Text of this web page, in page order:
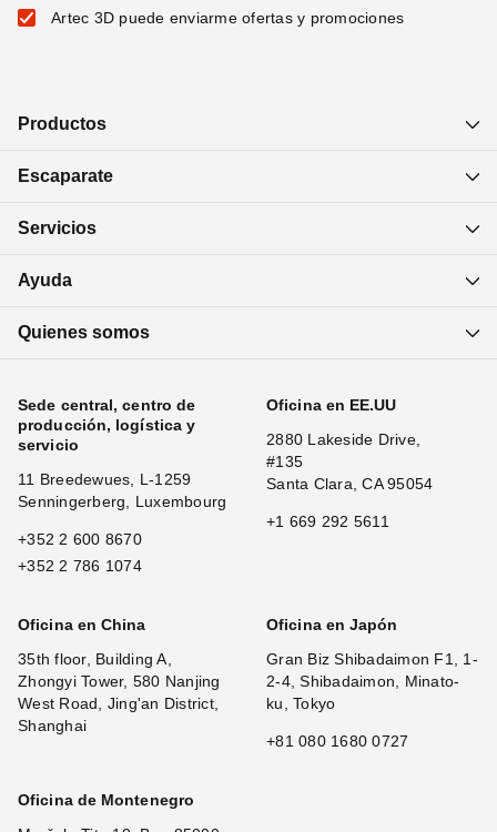
Artec 3D puede enviarme ofertas y promociones
Productos
Escaparate
Servicios
Ayuda
Quienes somos
Sede central, centro de
producción, logística y
servicio
11 Breedewues, L-1259
Senningerberg, Luxembourg
+352 2 600 8670
+352 2 786 1074
Oficina en EE.UU
2880 Lakeside Drive,
#135
Santa Clara, CA 95054
+1 669 292 5611
Oficina en China
35th floor, Building A,
Zhongyi Tower, 580 Nanjing
West Road, Jing'an District,
Shanghai
Oficina en Japón
Gran Biz Shibadaimon F1, 1-
2-4, Shibadaimon, Minato-
ku, Tokyo
+81 080 1680 0727
Oficina de Montenegro